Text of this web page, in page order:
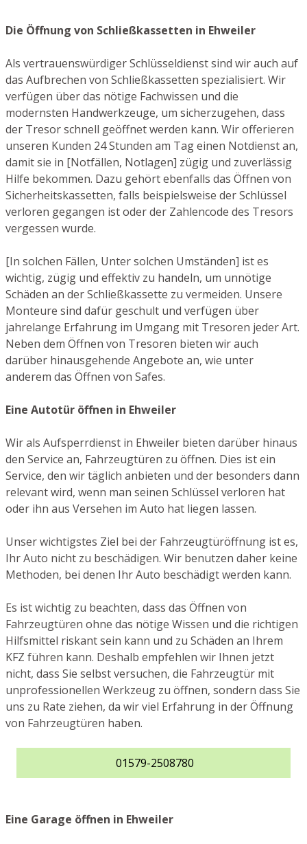
Die Öffnung von Schließkassetten in Ehweiler
Als vertrauenswürdiger Schlüsseldienst sind wir auch auf
das Aufbrechen von Schließkassetten spezialisiert. Wir
verfügen über das nötige Fachwissen und die
modernsten Handwerkzeuge, um sicherzugehen, dass
der Tresor schnell geöffnet werden kann. Wir offerieren
unseren Kunden 24 Stunden am Tag einen Notdienst an,
damit sie in [Notfällen, Notlagen] zügig und zuverlässig
Hilfe bekommen. Dazu gehört ebenfalls das Öffnen von
Sicherheitskassetten, falls beispielsweise der Schlüssel
verloren gegangen ist oder der Zahlencode des Tresors
vergessen wurde.
[In solchen Fällen, Unter solchen Umständen] ist es
wichtig, zügig und effektiv zu handeln, um unnötige
Schäden an der Schließkassette zu vermeiden. Unsere
Monteure sind dafür geschult und verfügen über
jahrelange Erfahrung im Umgang mit Tresoren jeder Art.
Neben dem Öffnen von Tresoren bieten wir auch
darüber hinausgehende Angebote an, wie unter
anderem das Öffnen von Safes.
Eine Autotür öffnen in Ehweiler
Wir als Aufsperrdienst in Ehweiler bieten darüber hinaus
den Service an, Fahrzeugtüren zu öffnen. Dies ist ein
Service, den wir täglich anbieten und der besonders dann
relevant wird, wenn man seinen Schlüssel verloren hat
oder ihn aus Versehen im Auto hat liegen lassen.
Unser wichtigstes Ziel bei der Fahrzeugtüröffnung ist es,
Ihr Auto nicht zu beschädigen. Wir benutzen daher keine
Methoden, bei denen Ihr Auto beschädigt werden kann.
Es ist wichtig zu beachten, dass das Öffnen von
Fahrzeugtüren ohne das nötige Wissen und die richtigen
Hilfsmittel riskant sein kann und zu Schäden an Ihrem
KFZ führen kann. Deshalb empfehlen wir Ihnen jetzt
nicht, dass Sie selbst versuchen, die Fahrzeugtür mit
unprofessionellen Werkzeug zu öffnen, sondern dass Sie
uns zu Rate ziehen, da wir viel Erfahrung in der Öffnung
von Fahrzeugtüren haben.
01579-2508780
Eine Garage öffnen in Ehweiler